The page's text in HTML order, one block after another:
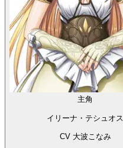
主角
イリーナ・テシュオス
CV 大波こなみ